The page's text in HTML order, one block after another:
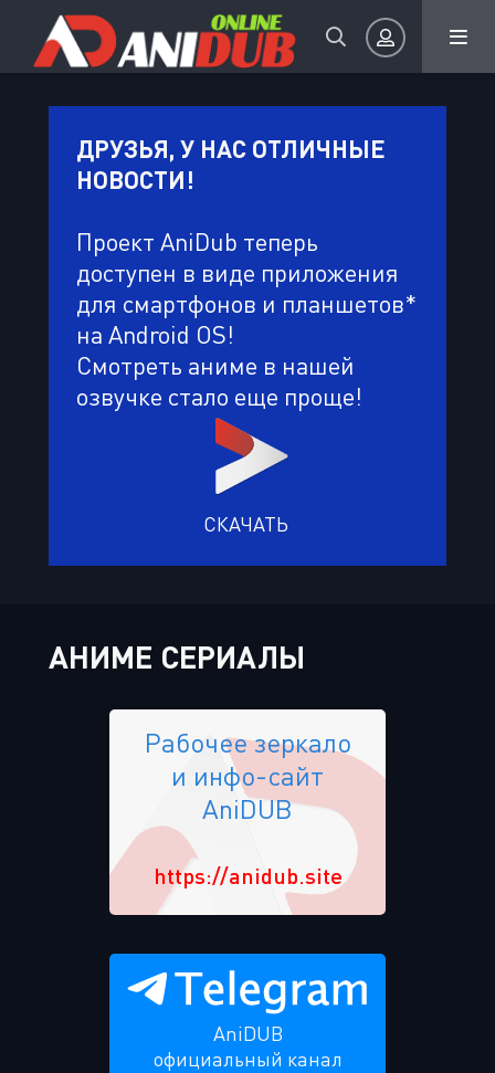
Авторизация
Запомнить
Регистрация Восстановить пароль
Или войти через
ДРУЗЬЯ, У НАС ОТЛИЧНЫЕ
НОВОСТИ!
Проект AniDub теперь
доступен в виде приложения
для смартфонов и планшетов*
на Android OS!
Смотреть аниме в нашей
озвучке стало еще проще!
СКАЧАТЬ
АНИМЕ СЕРИАЛЫ
Рабочее зеркало
и инфо-сайт
AniDUB
https://anidub.site
AniDUB
официальный канал